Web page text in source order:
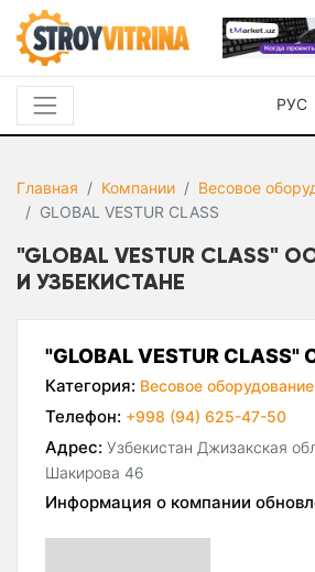
РУС
Главная Компании
Весовое
GLOBAL VESTUR CLASS
"GLOBAL VESTUR CLASS"
И УЗБЕКИСТАНЕ
"GLOBAL VESTUR CLASS"
Категория: Весовое оборудование
Телефон: +998 (94) 625-47-50
Адрес: Узбекистан Джизакская
Шакирова 46
Информация о компании